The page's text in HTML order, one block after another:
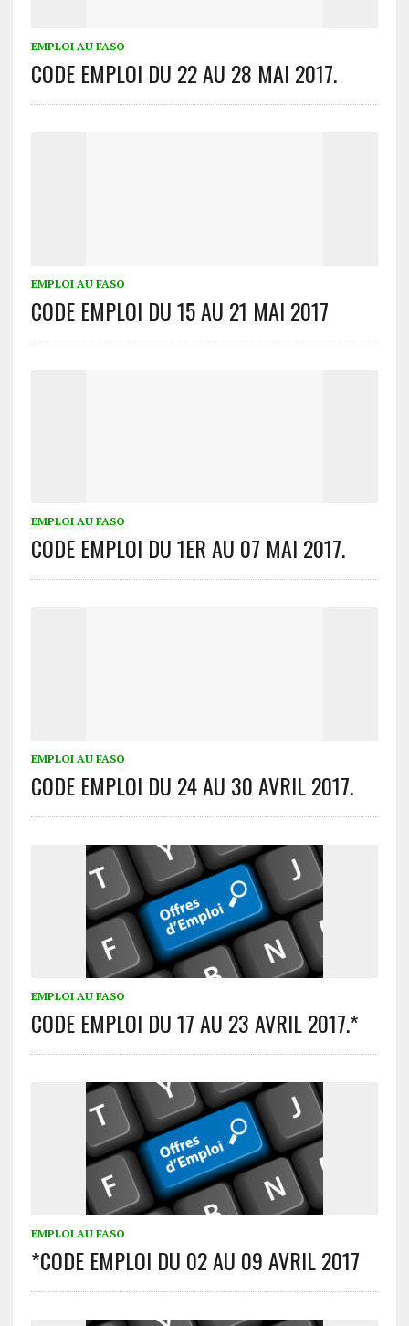
EMPLOI AU FASO
CODE EMPLOI DU 22 AU 28 MAI 2017.
EMPLOI AU FASO
CODE EMPLOI DU 15 AU 21 MAI 2017
EMPLOI AU FASO
CODE EMPLOI DU 1ER AU 07 MAI 2017.
EMPLOI AU FASO
CODE EMPLOI DU 24 AU 30 AVRIL 2017.
EMPLOI AU FASO
CODE EMPLOI DU 17 AU 23 AVRIL 2017.*
EMPLOI AU FASO
*CODE EMPLOI DU 02 AU 09 AVRIL 2017